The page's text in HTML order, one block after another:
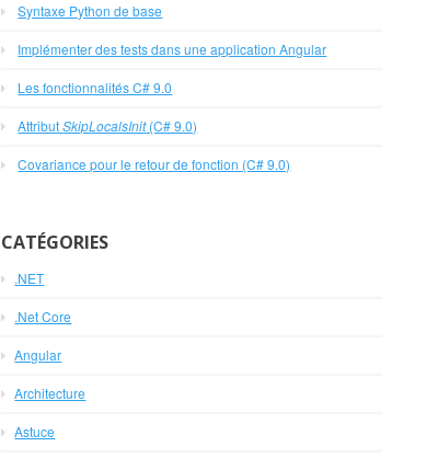
Syntaxe Python de base
Implémenter des tests dans une application Angular
Les fonctionnalités C# 9.0
AttributSkipLocalsInit(C# 9.0)
Covariance pour le retour de fonction (C# 9.0)
CATÉGORIES
.NET
.Net Core
Angular
Architecture
Astuce